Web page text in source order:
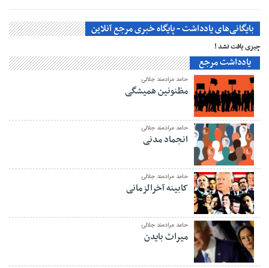
بایگانی‌های یادداشت - پایگاه خبری مرجع آنلاین
چیزی یافت نشد !
یادداشت مرجع
حامد مرادمند جلالی
مظنونین همیشگی
حامد مرادمند جلالی
انجماد مدنی
حامد مرادمند جلالی
کابینه آخرالزمانی
حامد مرادمند جلالی
میراث بایدن